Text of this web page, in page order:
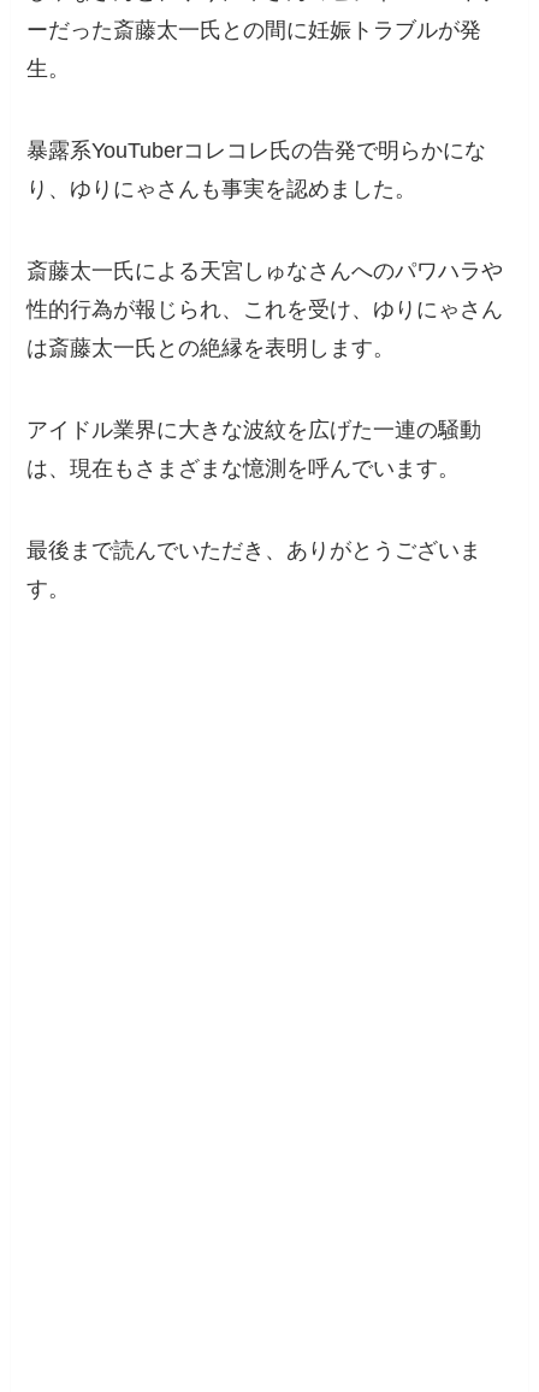
ーだった斎藤太一氏との間に妊娠トラブルが発
生。
暴露系YouTuberコレコレ氏の告発で明らかにな
り、ゆりにゃさんも事実を認めました。
斎藤太一氏による天宮しゅなさんへのパワハラや
性的行為が報じられ、これを受け、ゆりにゃさん
は斎藤太一氏との絶縁を表明します。
アイドル業界に大きな波紋を広げた一連の騒動
は、現在もさまざまな憶測を呼んでいます。
最後まで読んでいただき、ありがとうございま
す。